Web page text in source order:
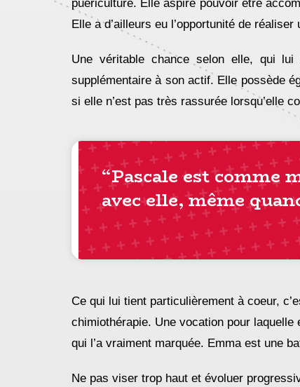
puériculture. Elle aspire pouvoir être
Elle a d’ailleurs eu l’opportunité de
Une véritable chance selon elle, qui lui
supplémentaire à son actif. Elle possède
si elle n’est pas très rassurée lorsqu’elle
“Pascale est comme
avec elle, même
Ce qui lui tient particulièrement à coeur,
chimiothérapie. Une vocation pour
qui l’a vraiment marquée. Emma est une
Ne pas viser trop haut et évoluer